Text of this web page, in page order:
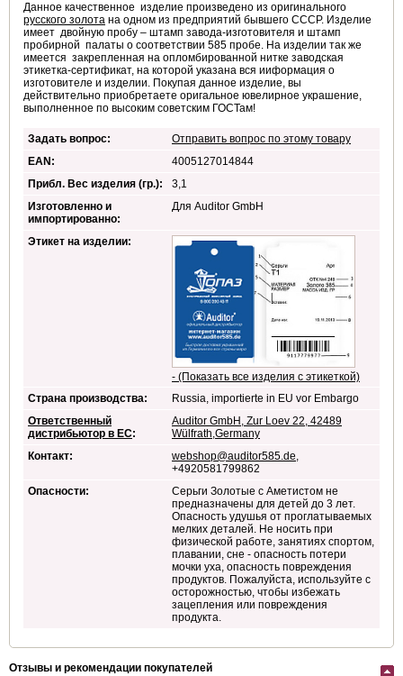
Данное качественное изделие произведено из оригинального
русского золота на одном из предприятий бывшего СССР. Изделие
имеет двойную пробу – штамп завода-изготовителя и штамп
пробирной палаты о соответствии 585 пробе. На изделии так же
имеется закрепленная на опломбированной нитке заводская
этикетка-сертификат, на которой указана вся ииформация о
изготовителе и изделии. Покупая данное изделие, вы
действительно приобретаете оригальное ювелирное украшение,
выполненное по высоким советским ГОСТам!
Задать вопрос:
Отправить вопрос по этому товару
EAN:
4005127014844
Прибл. Вес изделия (гр.):
3,1
Изготовленно и
импортированно:
Для Auditor GmbH
Этикет на изделии:
- (Показать все изделия с этикеткой)
Страна производства:
Russia, importierte in EU vor Embargo
Ответственный
дистрибьютор в ЕС:
Auditor GmbH, Zur Loev 22, 42489
Wülfrath,Germany
Контакт:
webshop@auditor585.de,
+4920581799862
Опасности:
Серьги Золотые с Аметистом не
предназначены для детей до 3 лет.
Опасность удушья от проглатываемых
мелких деталей. Не носить при
физической работе, занятиях спортом,
плавании, сне - опасность потери
мочки уха, опасность повреждения
продуктов. Пожалуйста, используйте с
осторожностью, чтобы избежать
зацепления или повреждения
продукта.
Отзывы и рекомендации покупателей